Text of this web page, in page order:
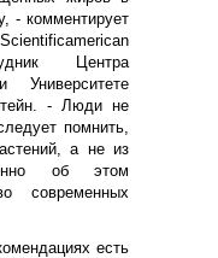
- комментирует
Центра
Университете
- Люди не
помнить,
а не из
об этом
современных
есть